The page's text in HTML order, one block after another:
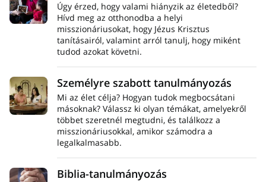
Úgy érzed, hogy valami hiányzik az életedből?
Hívd meg az otthonodba a helyi
misszionáriusokat, hogy Jézus Krisztus
tanításairól, valamint arról tanulj, hogy miként
tudod azokat követni.
Személyre szabott tanulmányozás
Mi az élet célja? Hogyan tudok megbocsátani
másoknak? Válassz ki olyan témákat, amelyekről
többet szeretnél megtudni, és találkozz a
misszionáriusokkal, amikor számodra a
legalkalmasabb.
Biblia-tanulmányozás